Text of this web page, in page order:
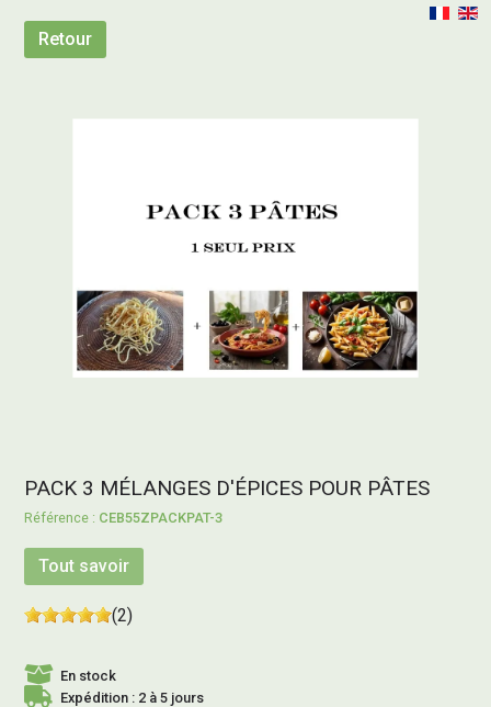
Retour
PACK 3 MÉLANGES D'ÉPICES POUR PÂTES
CEB55ZPACKPAT-3
Tout savoir
(2)
En stock
Expédition : 2 à 5 jours